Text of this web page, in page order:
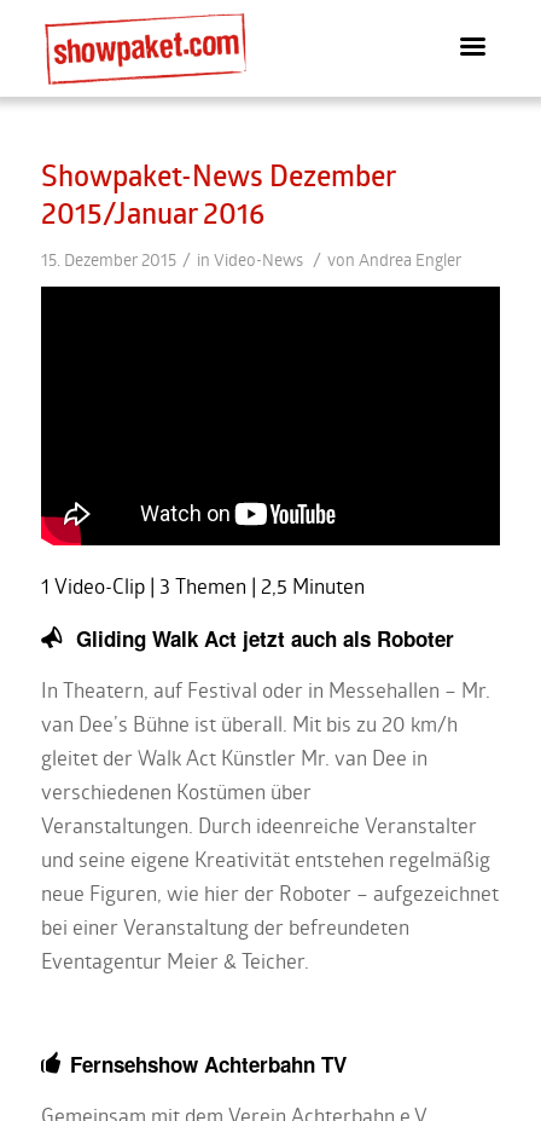
Showpaket-News Dezember
2015/Januar 2016
15. Dezember 2015 / in Video-News / von Andrea Engler
1 Video-Clip | 3 Themen | 2,5 Minuten
Gliding Walk Act jetzt auch als Roboter
In Theatern, auf Festival oder in Messehallen – Mr.
van Dee’s Bühne ist überall. Mit bis zu 20 km/h
gleitet der Walk Act Künstler Mr. van Dee in
verschiedenen Kostümen über
Veranstaltungen. Durch ideenreiche Veranstalter
und seine eigene Kreativität entstehen regelmäßig
neue Figuren, wie hier der Roboter – aufgezeichnet
bei einer Veranstaltung der befreundeten
Eventagentur Meier & Teicher.
Fernsehshow Achterbahn TV